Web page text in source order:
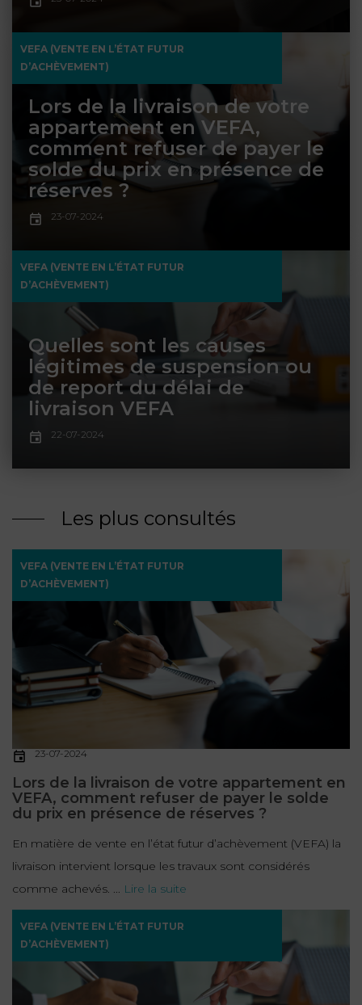
& ASSURANCE
IMMOBILIER
CONTRATS &
CONSOMMATION
DROIT
ADMINISTRATIF
SUCCESSION
CALCULER
VOS
INDEMNITÉ DE
LICENCIEMENT
PENSION
PRÉJUDICE
CORPOREL
RESPONSABILITÉ
& ASSURANCE
FISCALITÉ
IMMOBILIER
DROIT
TRAVAIL
ADMINISTRATIF
START-
RGPD
DONNÉES
PERSONNELLES
DROIT
DU
NUMÉRIQUE
ET
PROPRIÉTÉ
INTELLECTUELLE
DISTRIBUTION
ENTREPRISES
EN
DIFFICULTÉ
HAUSSMANN
TOURISME
FONCTION
PUBLIQUE
CORPOREL
DROIT
DES
ÉTRANGERS
ET
DE
L’IMMIGRATION
DROIT
DE
L’URBANISME
REJOIGNEZ-
NOUS
Prendre
RDV
09
72
34
24
72
VEFA (VENTE EN L’ÉTAT FUTUR
D’ACHÈVEMENT)
23-07-2024
Lors de la livraison de votre
appartement en VEFA,
comment refuser de payer le
solde du prix en présence de
réserves ?
VEFA (VENTE EN L’ÉTAT FUTUR
D’ACHÈVEMENT)
22-07-2024
Quelles sont les causes
légitimes de suspension ou
de report du délai de
livraison VEFA
Les plus consultés
VEFA (VENTE EN L’ÉTAT FUTUR
D’ACHÈVEMENT)
23-07-2024
Lors de la livraison de votre appartement en
VEFA, comment refuser de payer le solde
du prix en présence de réserves ?
En matière de vente en l’état futur d’achèvement (VEFA) la
livraison intervient lorsque les travaux sont considérés
comme achevés. ... Lire la suite
VEFA (VENTE EN L’ÉTAT FUTUR
D’ACHÈVEMENT)